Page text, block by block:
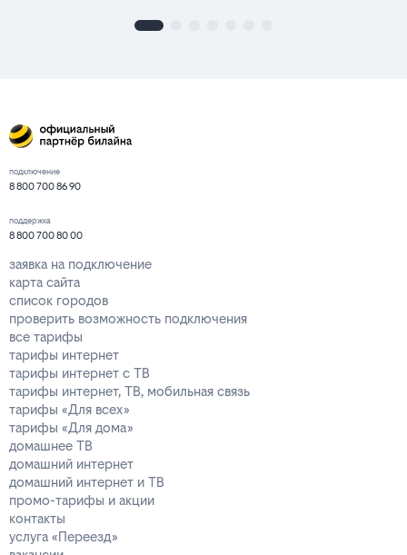
подключение
8 800 700 86 90
поддержка
8 800 700 80 00
заявка на подключение
карта сайта
список городов
проверить возможность подключения
все тарифы
тарифы интернет
тарифы интернет с ТВ
тарифы интернет, ТВ, мобильная связь
тарифы «Для всех»
тарифы «Для дома»
домашнее ТВ
домашний интернет
домашний интернет и ТВ
промо-тарифы и акции
контакты
услуга «Переезд»